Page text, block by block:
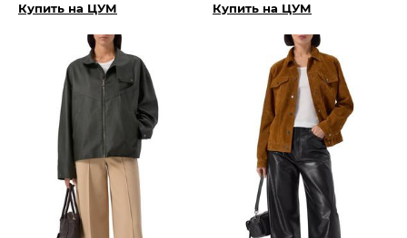
Купить на ЦУМ
Купить на ЦУМ